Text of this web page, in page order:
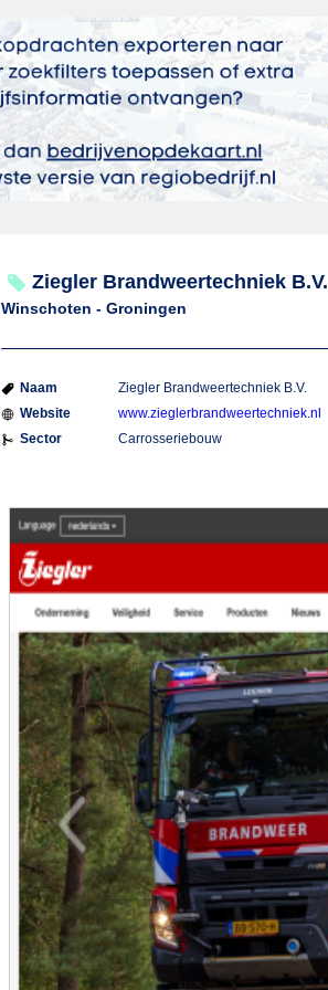
Ziegler Brandweertechniek B.V.
Winschoten - Groningen
Naam
Ziegler Brandweertechniek B.V.
Website
www.zieglerbrandweertechniek.nl
Sector
Carrosseriebouw